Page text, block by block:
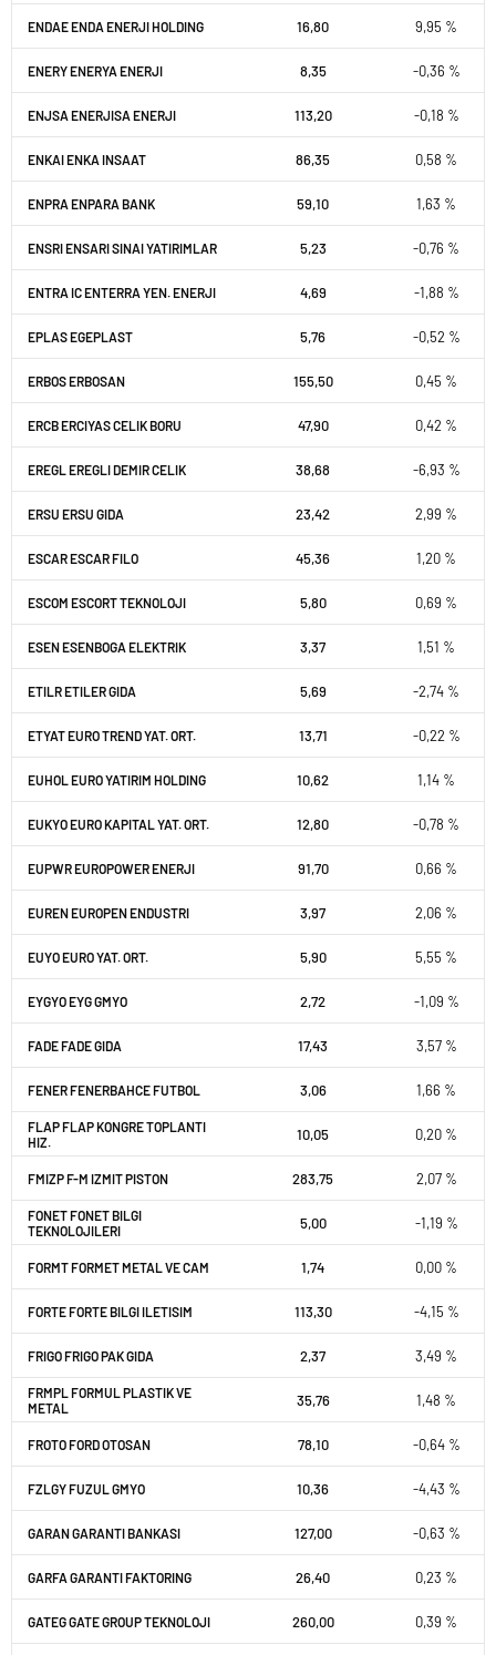
ENDAE ENDA ENERJI HOLDING 16,80 9,95 %
ENERY ENERYA ENERJI 8,35 -0,36 %
ENJSA ENERJISA ENERJI 113,20 -0,18 %
ENKAI ENKA INSAAT 86,35 0,58 %
ENPRA ENPARA BANK 59,10 1,63 %
ENSRI ENSARI SINAI YATIRIMLAR 5,23 -0,76 %
ENTRA IC ENTERRA YEN. ENERJI 4,69 -1,88 %
EPLAS EGEPLAST 5,76 -0,52 %
ERBOS ERBOSAN 155,50 0,45 %
ERCB ERCIYAS CELIK BORU 47,90 0,42 %
EREGL EREGLI DEMIR CELIK 38,68 -6,93 %
ERSU ERSU GIDA 23,42 2,99 %
ESCAR ESCAR FILO 45,36 1,20 %
ESCOM ESCORT TEKNOLOJI 5,80 0,69 %
ESEN ESENBOGA ELEKTRIK 3,37 1,51 %
ETILR ETILER GIDA 5,69 -2,74 %
ETYAT EURO TREND YAT. ORT. 13,71 -0,22 %
EUHOL EURO YATIRIM HOLDING 10,62 1,14 %
EUKYO EURO KAPITAL YAT. ORT. 12,80 -0,78 %
EUPWR EUROPOWER ENERJI 91,70 0,66 %
EUREN EUROPEN ENDUSTRI 3,97 2,06 %
EUYO EURO YAT. ORT. 5,90 5,55 %
EYGYO EYG GMYO 2,72 -1,09 %
FADE FADE GIDA 17,43 3,57 %
FENER FENERBAHCE FUTBOL 3,06 1,66 %
FLAP FLAP KONGRE TOPLANTI
HIZ.
10,05 0,20 %
FMIZP F-M IZMIT PISTON 283,75 2,07 %
FONET FONET BILGI
TEKNOLOJILERI
5,00 -1,19 %
FORMT FORMET METAL VE CAM 1,74 0,00 %
FORTE FORTE BILGI ILETISIM 113,30 -4,15 %
FRIGO FRIGO PAK GIDA 2,37 3,49 %
FRMPL FORMUL PLASTIK VE
METAL
35,76 1,48 %
FROTO FORD OTOSAN 78,10 -0,64 %
FZLGY FUZUL GMYO 10,36 -4,43 %
GARAN GARANTI BANKASI 127,00 -0,63 %
GARFA GARANTI FAKTORING 26,40 0,23 %
GATEG GATE GROUP TEKNOLOJI 260,00 0,39 %